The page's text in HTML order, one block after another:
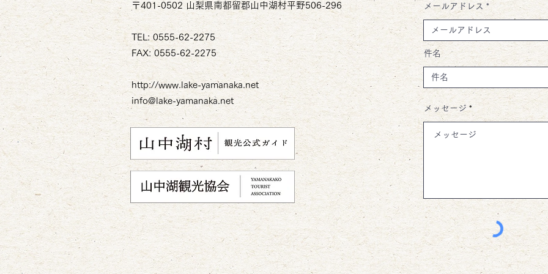
〒401-0502 山梨県南都留郡山中湖村平野506-296
TEL: 0555-62-2275
FAX: 0555-62-2275
http://www.lake-yamanaka.net
info@lake-yamanaka.net
メールアドレス
件名
メッセージ